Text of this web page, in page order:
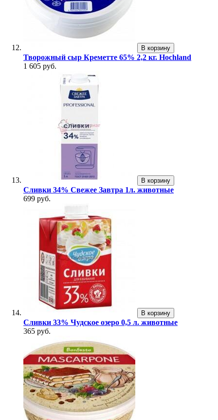
В корзину
Творожный сыр Креметте 65% 2,2 кг. Hochland
1 605 руб.
В корзину
Сливки 34% Свежее Завтра 1л. животные
699 руб.
В корзину
Сливки 33% Чудское озеро 0,5 л. животные
365 руб.